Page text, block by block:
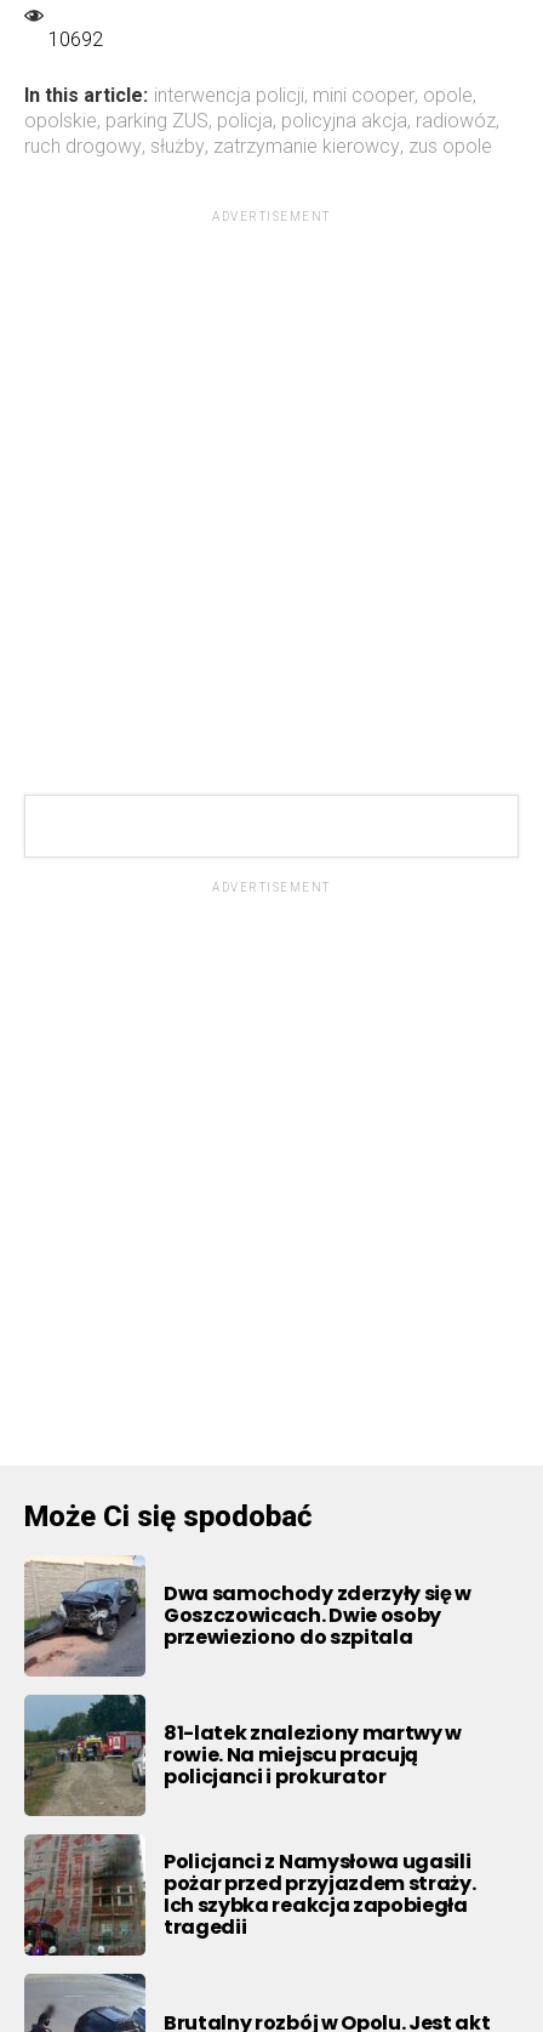
10692
In this article: interwencja policji, mini cooper, opole,
opolskie, parking ZUS, policja, policyjna akcja, radiowóz,
ruch drogowy, służby, zatrzymanie kierowcy, zus opole
ADVERTISEMENT
ADVERTISEMENT
Może Ci się spodobać
Dwa samochody zderzyły się w
Goszczowicach. Dwie osoby
przewieziono do szpitala
81-latek znaleziony martwy w
rowie. Na miejscu pracują
policjanci i prokurator
Policjanci z Namysłowa ugasili
pożar przed przyjazdem straży.
Ich szybka reakcja zapobiegła
tragedii
Brutalny rozbój w Opolu. Jest akt